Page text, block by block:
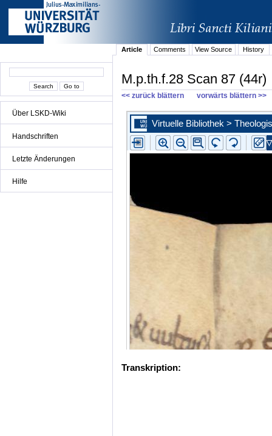
Über LSKD-Wiki
Handschriften
Letzte Änderungen
Hilfe
Article Comments View Source History
M.p.th.f.28 Scan 87 (44r)
<< zurück blättern vorwärts blättern >>
Transkription: